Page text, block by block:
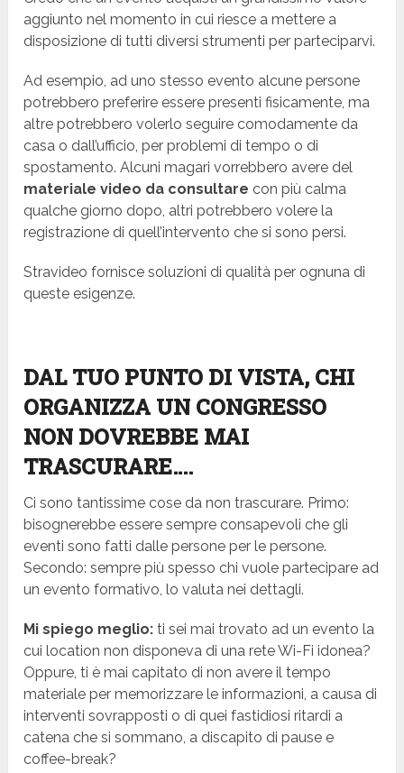
aggiunto nel momento in cui riesce a mettere a
disposizione di tutti diversi strumenti per parteciparvi.
Ad esempio, ad uno stesso evento alcune persone
potrebbero preferire essere presenti fisicamente, ma
altre potrebbero volerlo seguire comodamente da
casa o dall’ufficio, per problemi di tempo o di
spostamento. Alcuni magari vorrebbero avere del
materiale video da consultare con più calma
qualche giorno dopo, altri potrebbero volere la
registrazione di quell’intervento che si sono persi.
Stravideo fornisce soluzioni di qualitàper ognuna di
queste esigenze.
DAL TUO PUNTO DI VISTA, CHI
ORGANIZZA UN CONGRESSO
NON DOVREBBE MAI
TRASCURARE….
Ci sono tantissime cose da non trascurare. Primo:
bisognerebbe essere sempre consapevoli che gli
eventi sono fatti dalle persone per le persone.
Secondo: sempre più spesso chi vuole partecipare ad
un evento formativo, lo valuta nei dettagli.
Mi spiego meglio: ti sei mai trovato ad un evento la
cui location non disponeva di una rete Wi-Fi idonea?
Oppure, ti è mai capitato di non avere il tempo
materiale per memorizzare le informazioni, a causa di
interventi sovrapposti o di quei fastidiosi ritardi a
catena che si sommano, a discapito di pause e
coffee-break?